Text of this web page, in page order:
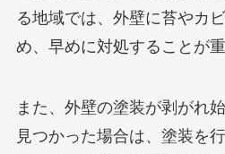
る地域では、外壁に苔やカ
め、早めに対処することが重
また、外壁の塗装が剥がれ
見つかった場合は、塗装を